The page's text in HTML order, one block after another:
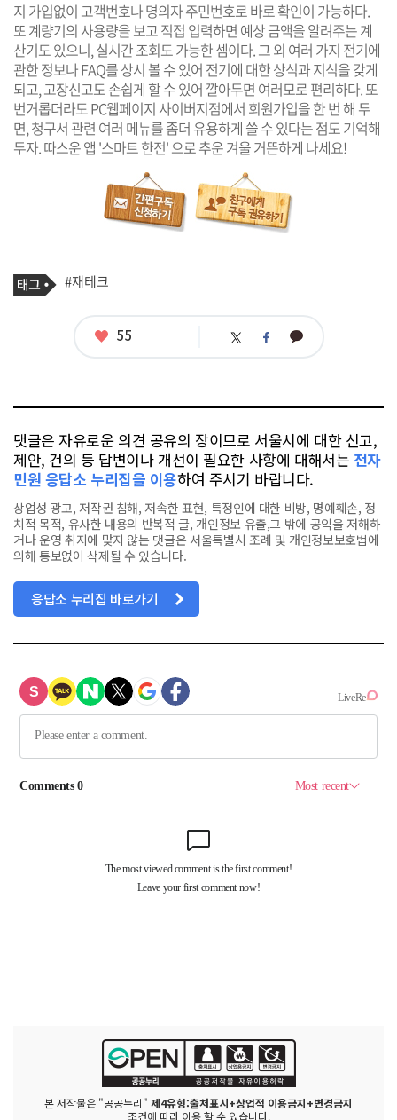
지 가입없이 고객번호나 명의자 주민번호로 바로 확인이 가능하다.
또 계량기의 사용량을 보고 직접 입력하면 예상 금액을 알려주는 계
산기도 있으니, 실시간 조회도 가능한 셈이다. 그 외 여러 가지 전기에
관한 정보나 FAQ를 상시 볼 수 있어 전기에 대한 상식과 지식을 갖게
되고, 고장신고도 손쉽게 할 수 있어 깔아두면 여러모로 편리하다. 또
번거롭더라도 PC웹페이지 사이버지점에서 회원가입을 한 번 해 두
면, 청구서 관련 여러 메뉴를 좀더 유용하게 쓸 수 있다는 점도 기억해
두자. 따스운 앱 '스마트 한전' 으로 추운 겨울 거뜬하게 나세요!
기
사
태
그
#재테크
좋
55 트 페 카
댓글은 자유로운 의견 공유의 장이므로 서울시에 대한 신고,
제안, 건의 등 답변이나 개선이 필요한 사항에 대해서는 전자
민원 응답소 누리집을 이용하여 주시기 바랍니다.
상업성 광고, 저작권 침해, 저속한 표현, 특정인에 대한 비방, 명예훼손, 정
치적 목적, 유사한 내용의 반복적 글, 개인정보 유출,그 밖에 공익을 저해하
거나 운영 취지에 맞지 않는 댓글은 서울특별시 조례 및 개인정보보호법에
의해 통보없이 삭제될 수 있습니다.
응답소 누리집 바로가기
본 저작물은 "공공누리" 제4유형:출처표시+상업적 이용금지+변경금지
조건에 따라 이용 할 수 있습니다.